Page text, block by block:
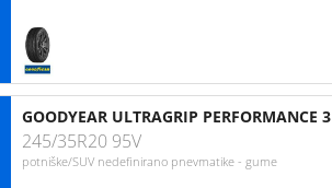
GOODYEAR ULTRAGRIP PERFORMANCE 3
245/35R20 95V
potniške/SUV nedefinirano pnevmatike - gume